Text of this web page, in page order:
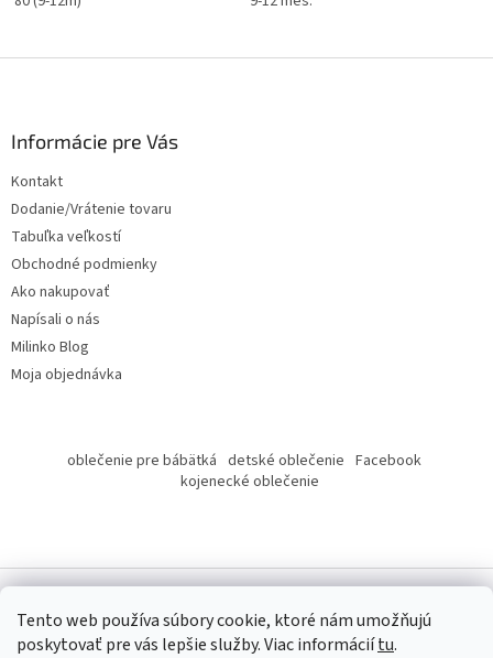
Tento web používa súbory cookie, ktoré nám umožňujú
poskytovať pre vás lepšie služby.Viac informáciítu.
Informácie pre Vás
Kontakt
Dodanie/Vrátenie tovaru
Tabuľka veľkostí
Obchodné podmienky
Ako nakupovať
Napísali o nás
Milinko Blog
Moja objednávka
oblečenie pre bábätká detské oblečenie Facebook
kojenecké oblečenie